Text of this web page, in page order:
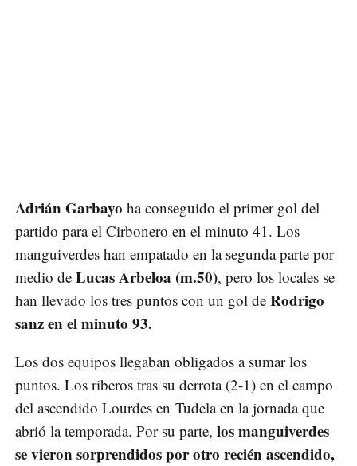
Adrián Garbayo ha conseguido el primer gol del
partido para el Cirbonero en el minuto 41. Los
manguiverdes han empatado en la segunda parte por
medio de Lucas Arbeloa (m.50), pero los locales se
han llevado los tres puntos con un gol de Rodrigo
sanz en el minuto 93.
Los dos equipos llegaban obligados a sumar los
puntos. Los riberos tras su derrota (2-1) en el campo
del ascendido Lourdes en Tudela en la jornada que
abrió la temporada. Por su parte, los manguiverdes
se vieron sorprendidos por otro recién ascendido,